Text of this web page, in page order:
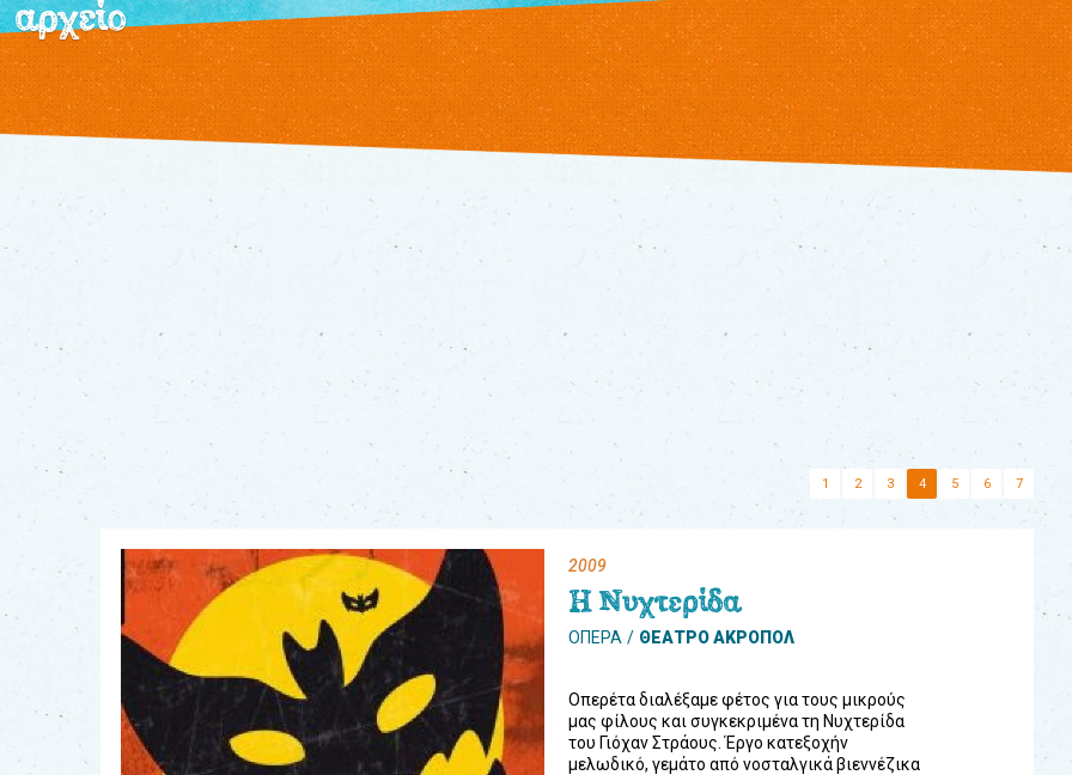
αρχείο
1 2 3 4 5 6 7
2009
Η Νυχτερίδα
ΟΠΕΡΑ ΘΕΑΤΡΟ ΑΚΡΟΠΟΛ
Οπερέτα διαλέξαμε φέτος για τους μικρούς
μας φίλους και συγκεκριμένα τη Νυχτερίδα
του Γιόχαν Στράους. Έργο κατεξοχήν
μελωδικό, γεμάτο από νοσταλγικά βιεννέζικα